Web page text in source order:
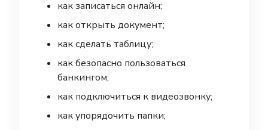
как записаться онлайн;
как открыть документ;
как сделать таблицу;
как безопасно пользоваться
банкингом;
как подключиться к видеозвонку;
как упорядочить папки;